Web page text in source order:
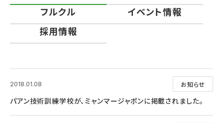
フルクル
イベント情報
採用情報
お知らせ
2018.01.08
パアン技術訓練学校が、ミャンマージャポンに掲載されました。